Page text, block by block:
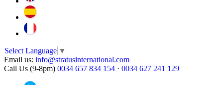
Select Language ▼
Email us: info@stratusinternational.com
Call Us (9-8pm) 0034 657 834 154 · 0034 627 241 129